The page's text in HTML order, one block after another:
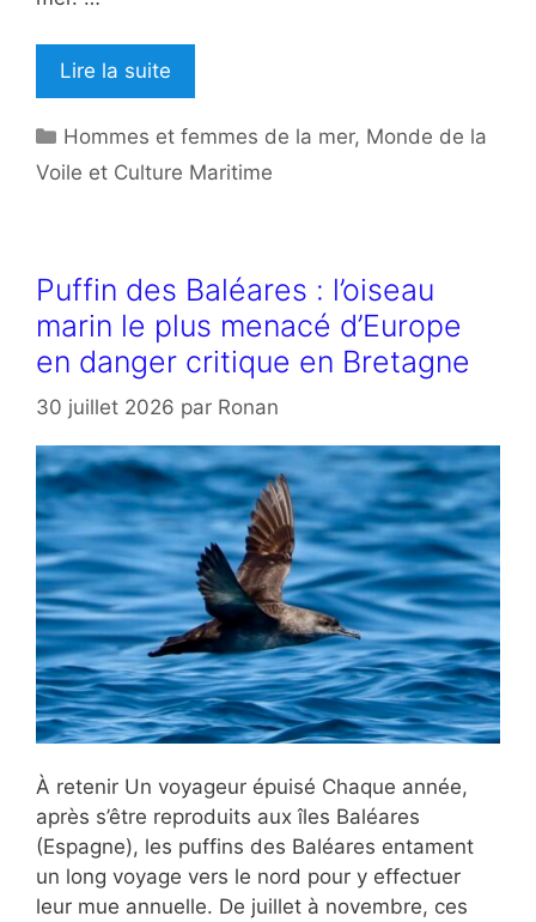
Lire la suite
Catégories
Hommes et femmes de la mer, Monde de la
Voile et Culture Maritime
Puffin des Baléares : l’oiseau
marin le plus menacé d’Europe
en danger critique en Bretagne
30 juillet 2026 par Ronan
À retenir Un voyageur épuisé Chaque année,
après s’être reproduits aux îles Baléares
(Espagne), les puffins des Baléares entament
un long voyage vers le nord pour y effectuer
leur mue annuelle. De juillet à novembre, ces